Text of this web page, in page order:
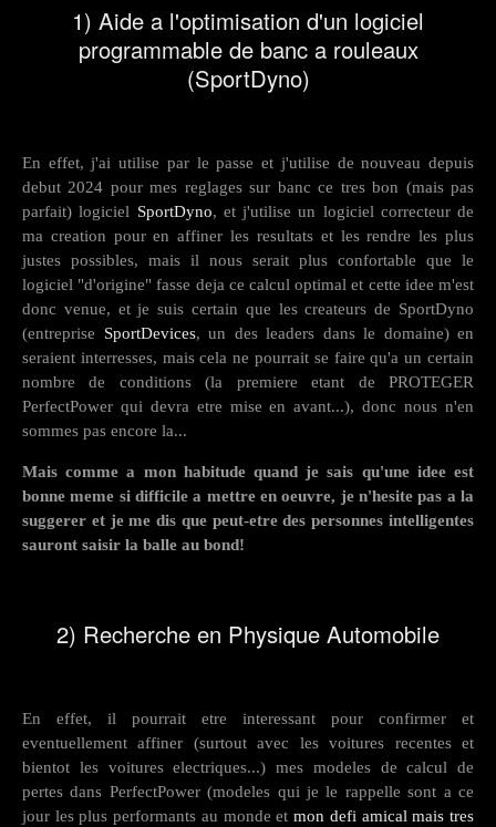
1) Aide a l'optimisation d'un logiciel
programmable de banc a rouleaux
(SportDyno)
En effet, j'ai utilise par le passe et j'utilise de nouveau depuis
debut 2024 pour mes reglages sur banc ce tres bon (mais pas
parfait) logiciel SportDyno, et j'utilise un logiciel correcteur de
ma creation pour en affiner les resultats et les rendre les plus
justes possibles, mais il nous serait plus confortable que le
logiciel "d'origine" fasse deja ce calcul optimal et cette idee m'est
donc venue, et je suis certain que les createurs de SportDyno
(entreprise SportDevices, un des leaders dans le domaine) en
seraient interresses, mais cela ne pourrait se faire qu'a un certain
nombre de conditions (la premiere etant de PROTEGER
PerfectPower qui devra etre mise en avant...), donc nous n'en
sommes pas encore la...
Mais comme a mon habitude quand je sais qu'une idee est
bonne meme si difficile a mettre en oeuvre, je n'hesite pas a la
suggerer et je me dis que peut-etre des personnes intelligentes
sauront saisir la balle au bond!
2) Recherche en Physique Automobile
En effet, il pourrait etre interessant pour confirmer et
eventuellement affiner (surtout avec les voitures recentes et
bientot les voitures electriques...) mes modeles de calcul de
pertes dans PerfectPower (modeles qui je le rappelle sont a ce
jour les plus performants au monde etmon defi amical mais tres